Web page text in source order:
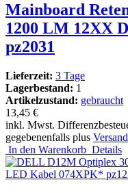
Mainboard
1200 LM 12XX
pz2031
Lieferzeit: 3 Tage
Lagerbestand: 1
Artikelzustand: gebraucht
13,45 €
inkl. Mwst.
gegebenenfalls plus
In den Warenkorb Details